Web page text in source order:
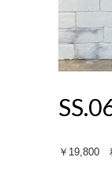
￥19,800